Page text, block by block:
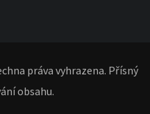
práva vyhrazena. Přísný
obsahu.